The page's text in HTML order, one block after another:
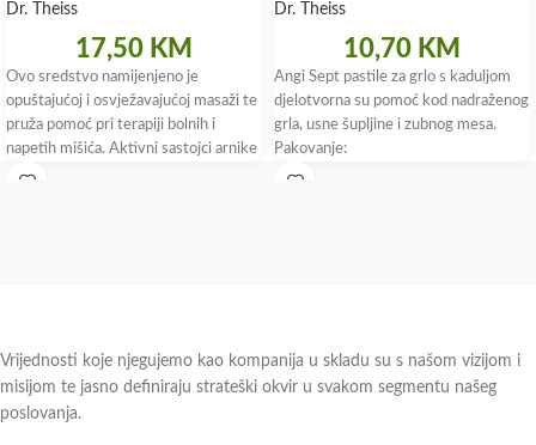
Dr. Theiss
17,50 KM
Ovo sredstvo namijenjeno je
opuštajućoj i osvježavajućoj masaži te
pruža pomoć pri terapiji bolnih i
napetih mišića. Aktivni sastojci arnike
Dr. Theiss
10,70 KM
Angi Sept pastile za grlo s kaduljom
djelotvorna su pomoć kod nadraženog
grla, usne šupljine i zubnog mesa.
Pakovanje:
Vrijednosti koje njegujemo kao kompanija u skladu su s našom vizijom i
misijom te jasno definiraju strateški okvir u svakom segmentu našeg
poslovanja.